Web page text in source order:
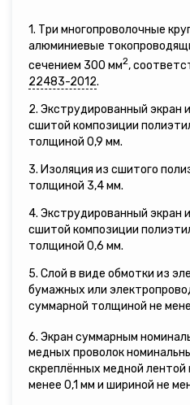
1. Три многопроволочные
алюминиевые
сечением 300 мм2,
22483-2012.
2. Экструдированный экран
сшитой композиции
толщиной 0,9 мм.
3. Изоляция из сшитого
толщиной 3,4 мм.
4. Экструдированный экран
сшитой композиции
толщиной 0,6 мм.
5. Слой в виде обмотки из
бумажных или
суммарной толщиной не
6. Экран суммарным
медных проволок
скреплённых медной
менее 0,1 мм и шириной не